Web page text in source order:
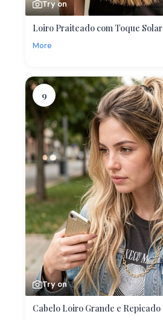
Try on
Loiro Praiteado com Toque Solar
More
9
Try on
Cabelo Loiro Grande e Repicado